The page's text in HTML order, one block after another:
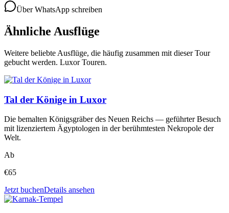
Über WhatsApp schreiben
Ähnliche Ausflüge
Weitere beliebte Ausflüge, die häufig zusammen mit dieser Tour
gebucht werden. Luxor Touren.
Tal der Könige in Luxor
Die bemalten Königsgräber des Neuen Reichs — geführter Besuch
mit lizenziertem Ägyptologen in der berühmtesten Nekropole der
Welt.
Ab
€65
Jetzt buchenDetails ansehen